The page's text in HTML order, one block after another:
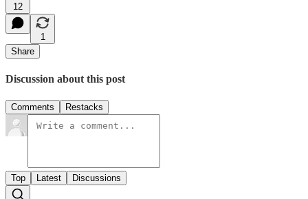
12
1
Share
Discussion about this post
Comments Restacks
Top Latest Discussions